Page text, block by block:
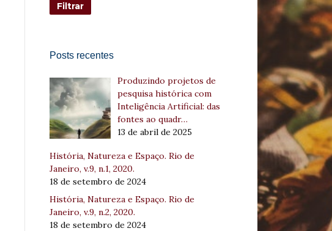
Posts recentes
Produzindo projetos de
pesquisa histórica com
Inteligência Artificial: das
fontes ao quadr…
13 de abril de 2025
História, Natureza e Espaço. Rio de
Janeiro, v.9, n.1, 2020.
18 de setembro de 2024
História, Natureza e Espaço. Rio de
Janeiro, v.9, n.2, 2020.
18 de setembro de 2024